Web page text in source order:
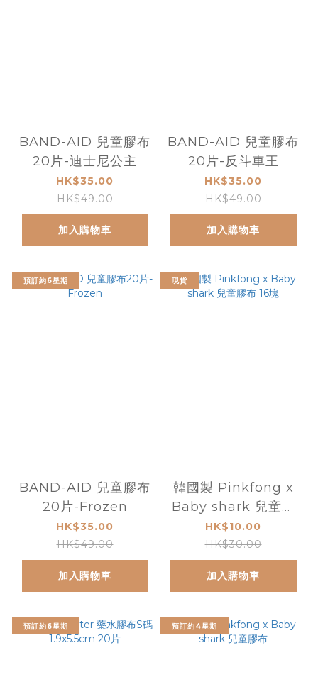
BAND-AID 兒童膠布
20片-迪士尼公主
HK$35.00
HK$49.00
加入購物車
BAND-AID 兒童膠布
20片-反斗車王
HK$35.00
HK$49.00
加入購物車
預訂約6星期
BAND-AID 兒童膠布
20片-Frozen
HK$35.00
HK$49.00
加入購物車
現貨
韓國製 Pinkfong x
Baby shark 兒童膠
布 16塊
HK$10.00
HK$30.00
加入購物車
預訂約6星期 預訂約4星期